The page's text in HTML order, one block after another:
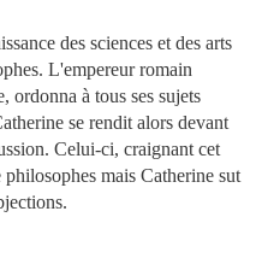
des sciences et des arts
L'empereur romain
ordonna à tous ses sujets
se rendit alors devant
Celui-ci, craignant cet
mais Catherine sut